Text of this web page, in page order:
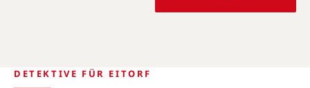
DETEKTIVE FÜR EITORF